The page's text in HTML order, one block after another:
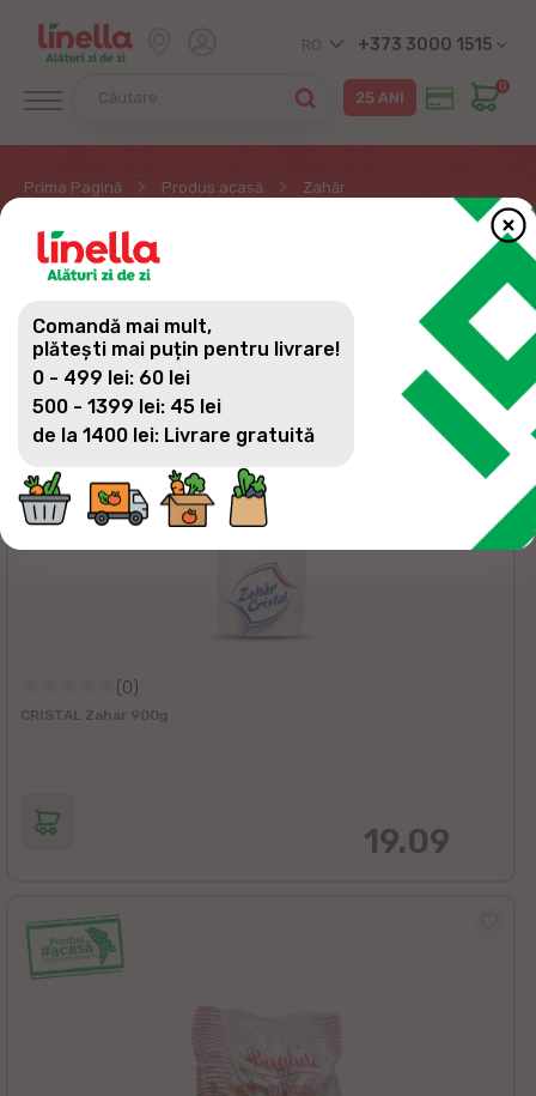
RO +373 3000 1515
0
Prima Pagină Produs acasă Zahăr
ZAHĂR
(0)
CRISTAL Zahar 900g
19.09
Comandă mai mult,
plătești mai puțin pentru livrare!
0 - 499 lei: 60 lei
500 - 1399 lei: 45 lei
de la 1400 lei: Livrare gratuită